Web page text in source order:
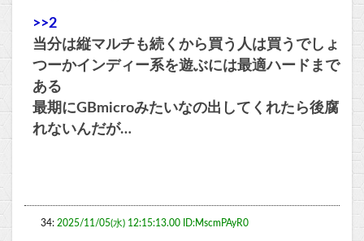
>>2
当分は縦マルチも続くから買う人は買うでしょ
つーかインディー系を遊ぶには最適ハードまで
ある
最期にGBmicroみたいなの出してくれたら後腐
れないんだが…
34: 2025/11/05(水) 12:15:13.00 ID:MscmPAyR0